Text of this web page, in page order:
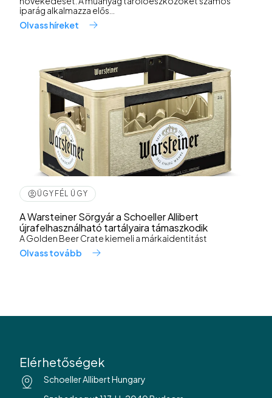
iparág alkalmazza elős...
Olvass híreket
ÜGYFÉL ÜGY
A Warsteiner Sörgyár a Schoeller Allibert
újrafelhasználható tartályaira támaszkodik
A Golden Beer Crate kiemeli a márkaidentitást
Olvass tovább
Elérhetőségek
Schoeller Allibert Hungary